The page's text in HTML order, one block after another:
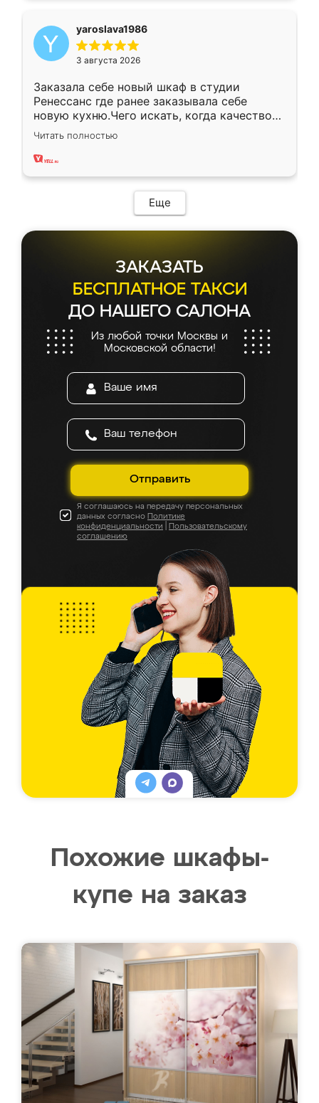
yaroslava1986
3 августа 2026
Заказала себе новый шкаф в студии
Ренессанс где ранее заказывала себе
новую кухню.Чего искать, когда качеством
вполне довольна. Служит кухня уже почти
два года, нареканий нет.
Читать полностью
Еще
ЗАКАЗАТЬ
БЕСПЛАТНОЕ ТАКСИ
ДО НАШЕГО САЛОНА
Из любой точки Москвы и
Московской области!
Отправить
Я соглашаюсь на передачу персональных
данных согласно Политике
конфиденциальности
Пользовательскому
соглашению
Похожие шкафы-
купе на заказ